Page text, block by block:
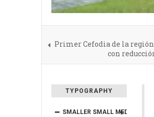
Primer Cefodia de la región
con
TYPOGRAPHY
SMALLER SMALL MEDIUM